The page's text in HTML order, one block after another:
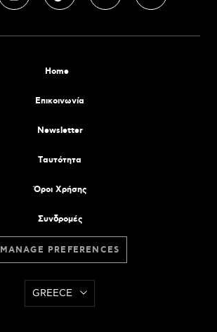
Home
Επικοινωνία
Newsletter
Tαυτότητα
Όροι Χρήσης
Συνδρομές
MANAGE PREFERENCES
GREECE